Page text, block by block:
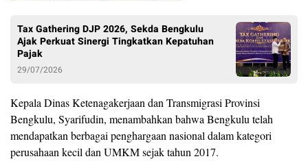
Tax Gathering DJP 2026, Sekda Bengkulu
Ajak Perkuat Sinergi Tingkatkan Kepatuhan
Pajak
29/07/2026
Kepala Dinas Ketenagakerjaan dan Transmigrasi Provinsi
Bengkulu, Syarifudin, menambahkan bahwa Bengkulu telah
mendapatkan berbagai penghargaan nasional dalam kategori
perusahaan kecil dan UMKM sejak tahun 2017.